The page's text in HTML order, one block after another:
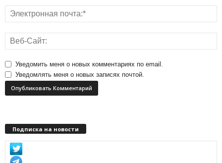
Уведомить меня о новых комментариях по email.
Уведомлять меня о новых записях почтой.
Подписка на новости